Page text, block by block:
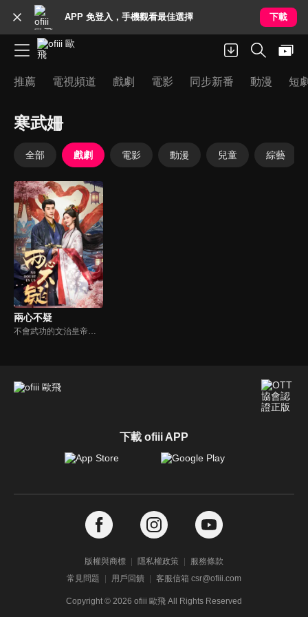
APP 免登入，手機觀看最佳選擇 下載
推薦 電視頻道 戲劇 電影 同步新番 動漫 短
寒武姍
全部 戲劇 電影 動漫 兒童 綜藝
兩心不疑
不會武功的文治皇帝蕭錦昀與武將皇后徐鈺，因意外互換了身體。在扮演對方身份的過程中，解開了誤會，學會了愛與信任。在皇后體內的皇上看着後宮妃嬪及太后對不受寵的皇后冷嘲熱諷，歷經算計陷害，才知道曾經的皇后過的多麼辛苦。而同樣，處於皇上體內的皇后也終於明白為什麼皇上對自己的家族保有猜疑。
下載 ofiii APP
版權與商標 隱私權政策
服務條款
常見問題
用戶回饋 客服信箱 csr@ofiii.com
Copyright © 2026 ofiii 歐飛 All Rights Reserved